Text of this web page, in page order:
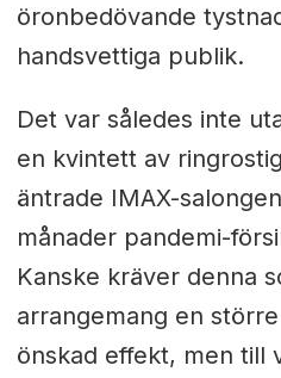
öronbedövande
handsvettiga publik.
Det var således inte
en kvintett av
äntrade IMAX-
månader pandemi-
Kanske kräver denna
arrangemang en
önskad effekt, men till